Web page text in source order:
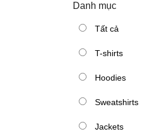
Danh mục
Tất cả
T-shirts
Hoodies
Sweatshirts
Jackets